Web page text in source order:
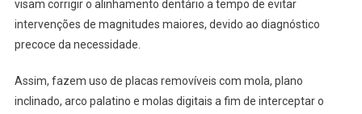
visam corrigir o alinhamento dentário a tempo de evitar
intervenções de magnitudes maiores, devido ao diagnóstico
precoce da necessidade.
Assim, fazem uso de placas removíveis com mola, plano
inclinado, arco palatino e molas digitais a fim de interceptar o